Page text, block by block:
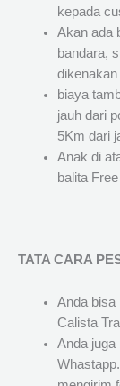
kepada
Akan ada
bandara,
biaya
jauh dari
5Km dari
Anak di
balita
TATA CARA
Anda bisa
Calista
Anda juga